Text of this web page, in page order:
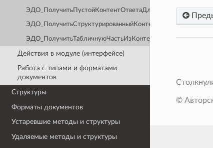
ЭДО_ПолучитьПустойКонтентОтветаДляДокумента
ЭДО_ПолучитьТабличнуюЧастьИзКонтентаXML
Действия в модуле (интерфейсе)
Работа с типами и форматами
документов
Структуры
Форматы документов
Устаревшие методы и структуры
Удаляемые методы и структуры
©